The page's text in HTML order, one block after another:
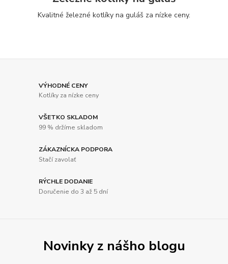
Kvalitné železné kotlíky na guláš za nízke ceny.
VÝHODNÉ CENY
Kotlíky za nízke ceny
VŠETKO SKLADOM
99 % držíme skladom
ZÁKAZNÍCKA PODPORA
Stačí zavolať
RÝCHLE DODANIE
Doručenie do 3 až 5 dní
Novinky z nášho blogu